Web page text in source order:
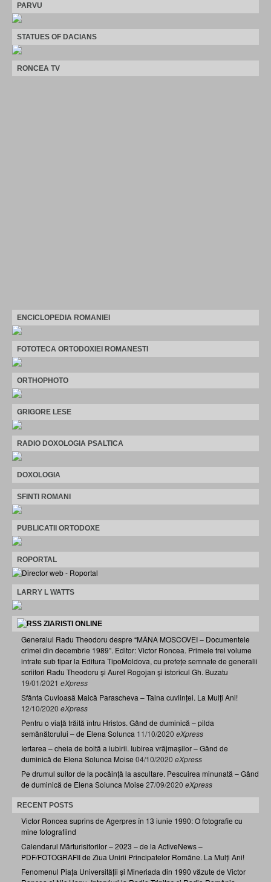
PARVU
STATUES OF DACIANS
RONCEA TV
ENCICLOPEDIA ROMANIEI
FOTOTECA ORTODOXIEI ROMANESTI
ORTHOPHOTO
GRIGORE LESE
RADIO DOXOLOGIA PSALTICA
DOXOLOGIA
SFINTI ROMANI
PUBLICATII ORTODOXE
ROPORTAL
LARRY L WATTS
ZIARISTI ONLINE
Generalul Radu Theodoru despre “MÂNA MOSCOVEI – Documentele
crimei din decembrie 1989”. Editor: Victor Roncea. Primele trei volume
intrate sub tipar la Editura TipoMoldova, cu prefețe semnate de generalii
scriitori Radu Theodoru și Aurel Rogojan și istoricul Gh. Buzatu
19/01/2021 eXpress
Sfânta Cuvioasă Maică Parascheva – Taina cuviinței. La Mulți Ani!
12/10/2020 eXpress
Pentru o viață trăită întru Hristos. Gând de duminică – pilda
semănătorului – de Elena Solunca 11/10/2020 eXpress
Iertarea – cheia de boltă a iubirii. Iubirea vrăjmașilor – Gând de
duminică de Elena Solunca Moise 04/10/2020 eXpress
Pe drumul suitor de la pocăință la ascultare. Pescuirea minunată – Gând
de duminică de Elena Solunca Moise 27/09/2020 eXpress
RECENT POSTS
Victor Roncea suprins de Agerpres în 13 iunie 1990: O fotografie cu
mine fotografiind
Calendarul Mărturisitorilor – 2023 – de la ActiveNews –
PDF/FOTOGRAFII de Ziua Unirii Principatelor Române. La Mulți Ani!
Fenomenul Piața Universității și Mineriada din 1990 văzute de Victor